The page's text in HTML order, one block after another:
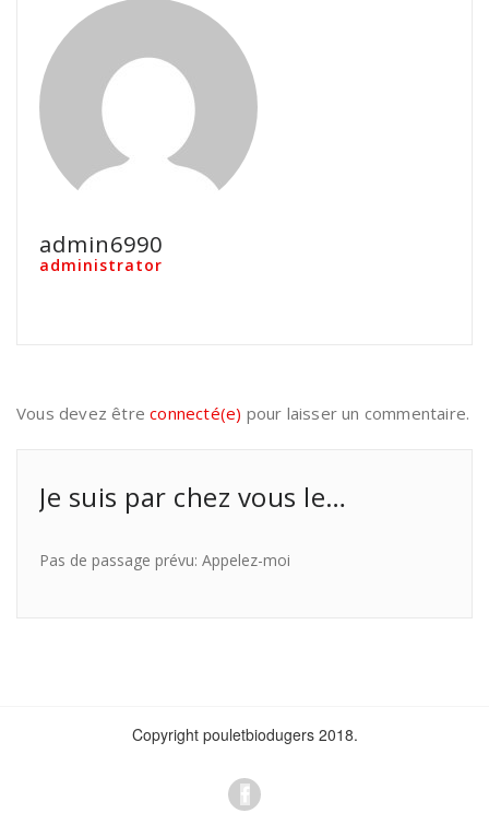
admin6990
administrator
Vous devez êtreconnecté(e) pour laisser un commentaire.
Je suis par chez vous le…
Pas de passage prévu: Appelez-moi
Copyright pouletbiodugers 2018.